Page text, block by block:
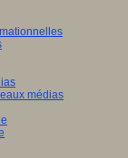
médias